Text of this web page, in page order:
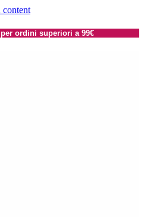
content
ordini superiori a 99€